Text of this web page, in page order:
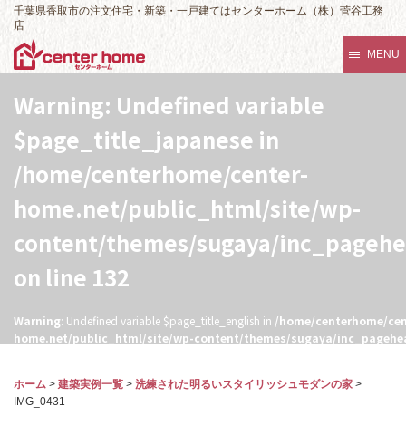
千葉県香取市の注文住宅・新築・一戸建てはセンターホーム（株）菅谷工務
店
MENU
Warning: Undefined variable
$page_title_japanese in
/home/centerhome/center-
home.net/public_html/site/wp-
content/themes/sugaya/
on line 132
Warning: Undefined variable $page_title_english in /home/centerhome/
home.net/public_html/site/wp-content/themes/sugaya/
ホーム > 建築実例一覧 > 洗練された明るいスタイリッシュモダンの家 >
IMG_0431